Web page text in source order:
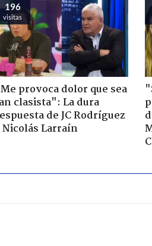
196
visitas
provoca dolor que sea
clasista": La dura
de JC Rodríguez
Nicolás Larraín